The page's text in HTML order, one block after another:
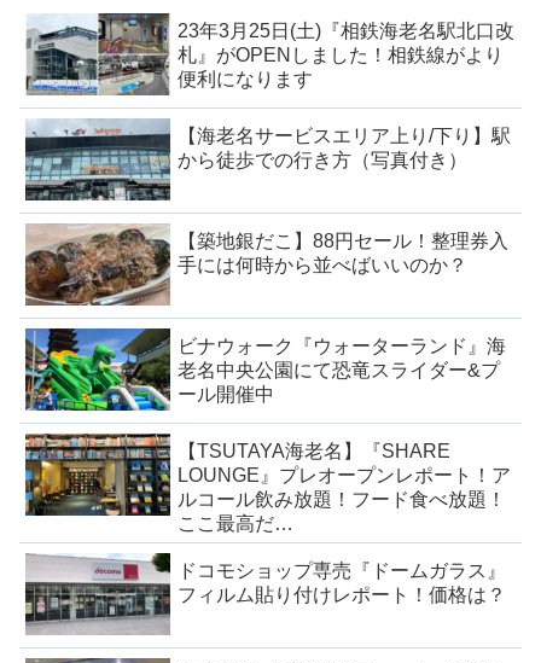
23年3月25日(土)『相鉄海老名駅北口改
札』がOPENしました！相鉄線がより
便利になります
【海老名サービスエリア上り/下り】駅
から徒歩での行き方（写真付き）
【築地銀だこ】88円セール！整理券入
手には何時から並べばいいのか？
ビナウォーク『ウォーターランド』海
老名中央公園にて恐竜スライダー&プ
ール開催中
【TSUTAYA海老名】『SHARE
LOUNGE』プレオープンレポート！ア
ルコール飲み放題！フード食べ放題！
ここ最高だ…
ドコモショップ専売『ドームガラス』
フィルム貼り付けレポート！価格は？